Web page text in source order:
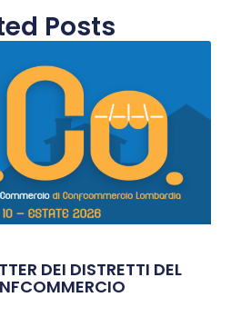
Posts
DEI DISTRETTI DEL